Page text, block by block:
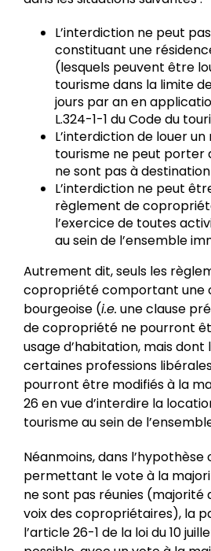
L’interdiction ne peut
constituant une
(lesquels peuvent être
tourisme dans la limite
jours par an en
L.324-1-1 du Code du
L’interdiction de louer
tourisme ne peut porter
ne sont pas à
L’interdiction ne peut
règlement de
l’exercice de toutes
au sein de l’ensemble
Autrement dit, seuls les
copropriété comportant une
bourgeoise (i.e. une clause
de copropriété ne pourront
usage d’habitation, mais dont
certaines professions
pourront être modifiés à la
26 en vue d’interdire la
tourisme au sein de
Néanmoins, dans l’hypothèse
permettant le vote à la
ne sont pas réunies (majorité
voix des copropriétaires), la
l’article 26-1 de la loi du 10